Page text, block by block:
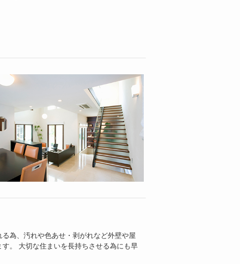
為、汚れや色あせ・剥がれなど外壁や屋
。 大切な住まいを長持ちさせる為にも早